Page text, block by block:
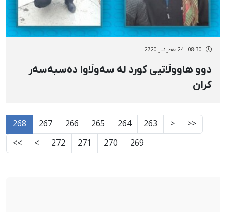
08:30 - 24 بەفرانبار 2720
دوو هاووڵاتیی کورد لە سەوڵاوا دەسبەسەر
کران
<<
<
263
264
265
266
267
268
269
270
271
272
>
>>